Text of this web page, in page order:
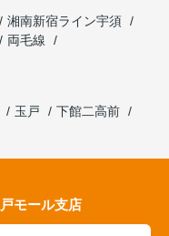
湘南新宿ライン宇須
両毛線
玉戸
下館二高前
モール支店